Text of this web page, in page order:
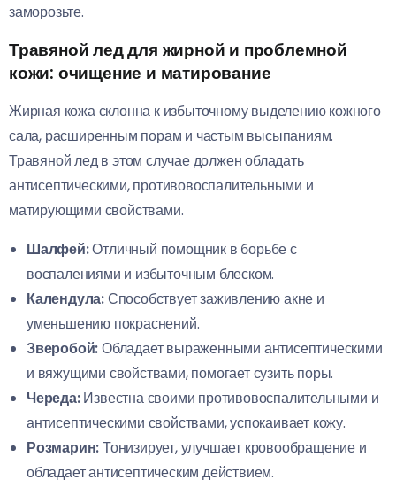
заморозьте.
Травяной лед для жирной и проблемной
кожи: очищение и матирование
Жирная кожа склонна к избыточному выделению кожного
сала, расширенным порам и частым высыпаниям.
Травяной лед в этом случае должен обладать
антисептическими, противовоспалительными и
матирующими свойствами.
Шалфей:Отличный помощник в борьбе с
воспалениями и избыточным блеском.
Календула:Способствует заживлению акне и
уменьшению покраснений.
Зверобой:Обладает выраженными антисептическими
и вяжущими свойствами, помогает сузить поры.
Череда:Известна своими противовоспалительными и
антисептическими свойствами, успокаивает кожу.
Розмарин:Тонизирует, улучшает кровообращение и
обладает антисептическим действием.